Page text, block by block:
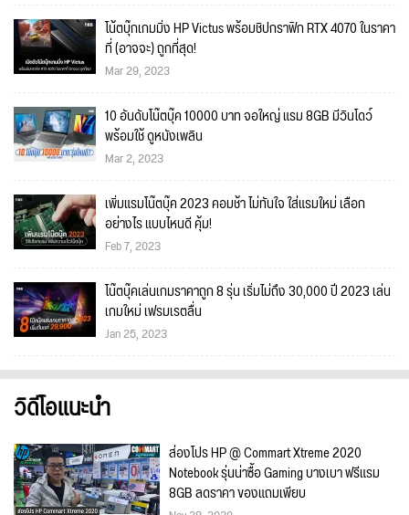
โน้ตบุ๊กเกมมิ่ง HP Victus พร้อมชิปกราฟิก RTX 4070 ในราคา
ที่ (อาจจะ) ถูกที่สุด!
Mar 29, 2023
10 อันดับโน๊ตบุ๊ค 10000 บาท จอใหญ่ แรม 8GB มีวินโดว์
พร้อมใช้ ดูหนังเพลิน
Mar 2, 2023
เพิ่มแรมโน๊ตบุ๊ค 2023 คอมช้า ไม่ทันใจ ใส่แรมใหม่ เลือก
อย่างไร แบบไหนดี คุ้ม!
Feb 7, 2023
โน๊ตบุ๊คเล่นเกมราคาถูก 8 รุ่น เริ่มไม่ถึง 30,000 ปี 2023 เล่น
เกมใหม่ เฟรมเรตลื่น
Jan 25, 2023
วิดีโอแนะนำ
ส่องโปร HP @ Commart Xtreme 2020
Notebook รุ่นน่าซื้อ Gaming บางเบา ฟรีแรม
8GB ลดราคา ของแถมเพียบ